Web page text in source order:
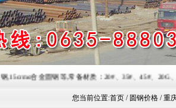
合金圆钢等,常备材质：20#、35#、45#、20G
您当前位置:首页 / 圆钢价格 / 重